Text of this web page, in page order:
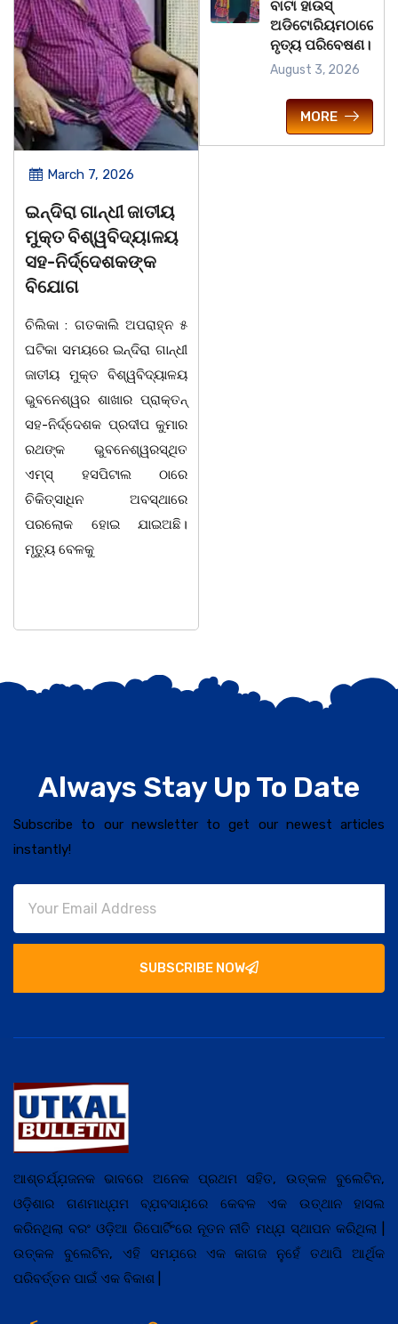
March 7, 2026
ଇନ୍ଦିରା ଗାନ୍ଧୀ ଜାତୀୟ
ମୁକ୍ତ ବିଶ୍ୱବିଦ୍ୟାଳୟ
ସହ-ନିର୍ଦ୍ଦେଶକଙ୍କ
ବିଯୋଗ
ଚିଲିକା : ଗତକାଲି ଅପରାହ୍ନ ୫
ଘଟିକା ସମୟରେ ଇନ୍ଦିରା ଗାନ୍ଧୀ
ଜାତୀୟ ମୁକ୍ତ ବିଶ୍ୱବିଦ୍ୟାଳୟ
ଭୁବନେଶ୍ୱର ଶାଖାର ପ୍ରାକ୍ତନ୍
ସହ-ନିର୍ଦ୍ଦେଶକ ପ୍ରଦୀପ କୁମାର
ରଥଙ୍କ ଭୁବନେଶ୍ୱରସ୍ଥିତ
ଏମ୍ସ୍ ହସପିଟାଲ ଠାରେ
ଚିକିତ୍ସାଧିନ ଅବସ୍ଥାରେ
ପରଲୋକ ହୋଇ ଯାଇଅଛି।
ମୃତ୍ୟୁ ବେଳକୁ
ବାଟା ହାଉସ୍
ଅଡିଟୋରିୟମଠାରେ
ନୃତ୍ୟ ପରିବେଷଣ।
August 3, 2026
MORE
Always Stay Up To Date
Subscribe to our newsletter to get our newest articles
instantly!
SUBSCRIBE NOW
ଆଶ୍ଚର୍ଯ୍ଯ଼ଜନକ ଭାବରେ ଅନେକ ପ୍ରଥମ ସହିତ, ଉତ୍କଳ ବୁଲେଟିନ,
ଓଡ଼ିଶାର ଗଣମାଧ୍ଯ଼ମ ବ୍ଯ଼ବସାଯ଼ରେ କେବଳ ଏକ ଉତ୍ଥାନ ହାସଲ
କରିନଥିଲା ବରଂ ଓଡ଼ିଆ ରିପୋର୍ଟିଂରେ ନୂତନ ନୀତି ମଧ୍ଯ଼ ସ୍ଥାପନ କରିଥିଲା |
ଉତ୍କଳ ବୁଲେଟିନ, ଏହି ସମଯ଼ରେ ଏକ କାଗଜ ନୁହେଁ ତଥାପି ଆର୍ଥିକ
ପରିବର୍ତ୍ତନ ପାଇଁ ଏକ ବିକାଶ |